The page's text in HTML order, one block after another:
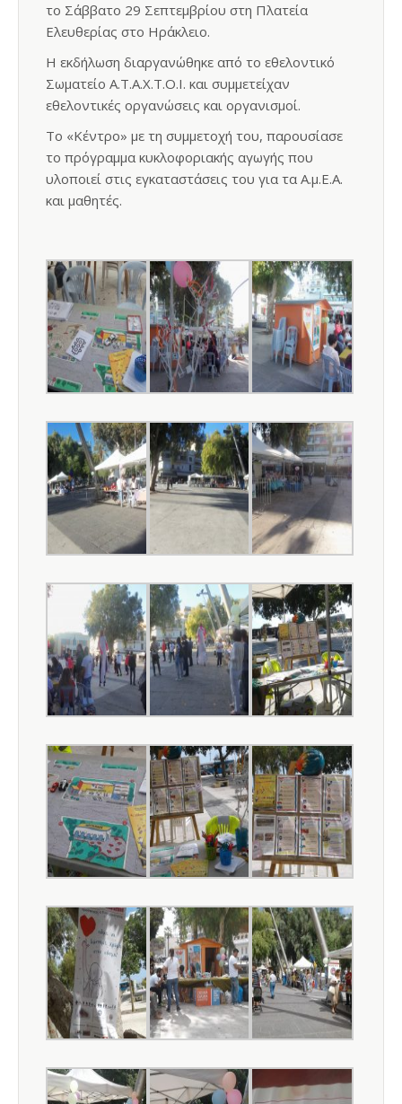
το Σάββατο 29 Σεπτεμβρίου στη Πλατεία
Ελευθερίας στο Ηράκλειο.
Η εκδήλωση διαργανώθηκε από το εθελοντικό
Σωματείο Α.Τ.Α.Χ.Τ.Ο.Ι. και συμμετείχαν
εθελοντικές οργανώσεις και οργανισμοί.
Το «Κέντρο» με τη συμμετοχή του, παρουσίασε
το πρόγραμμα κυκλοφοριακής αγωγής που
υλοποιεί στις εγκαταστάσεις του για τα Α.μ.Ε.Α.
και μαθητές.